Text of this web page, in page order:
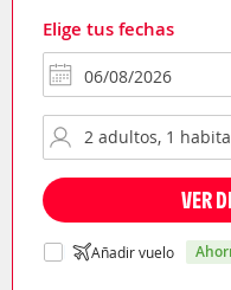
Elige tus fechas
VER
Añadir vuelo